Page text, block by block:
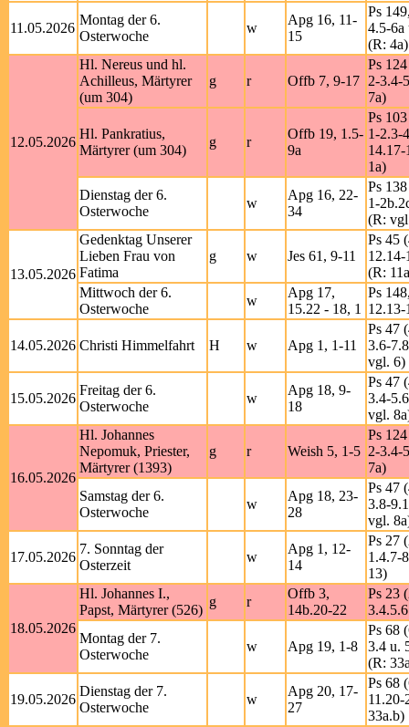
11.05.2026
Montag der 6.
Osterwoche
w
Apg 16, 11-
15
Ps
4.5-6a
(R: 4a)
12.05.2026
Hl. Nereus und hl.
Achilleus, Märtyrer
(um 304)
g r Offb 7, 9-17
Ps
2-3.4-
7a)
Hl. Pankratius,
Märtyrer (um 304)
g r
Offb 19, 1.5-
9a
Ps
1-2.3-
14.17-
1a)
Dienstag der 6.
Osterwoche
w
Apg 16, 22-
34
Ps
1-
(R:
13.05.2026
Gedenktag Unserer
Lieben Frau von
Fatima
g w Jes 61, 9-11
Ps 45
12.14-
(R:
Mittwoch der 6.
Osterwoche
w
Apg 17,
15.22 - 18, 1
Ps
12.13-
14.05.2026 Christi Himmelfahrt H w Apg 1, 1-11
Ps 47
3.6-
vgl. 6)
15.05.2026
Freitag der 6.
Osterwoche
w
Apg 18, 9-
18
Ps 47
3.4-
vgl.
16.05.2026
Hl. Johannes
Nepomuk, Priester,
Märtyrer (1393)
g r Weish 5, 1-5
Ps
2-3.4-
7a)
Samstag der 6.
Osterwoche
w
Apg 18, 23-
28
Ps 47
3.8-
vgl.
17.05.2026
7. Sonntag der
Osterzeit
w
Apg 1, 12-
14
Ps 27
1.4.7-
13)
18.05.2026
Hl. Johannes I.,
Papst, Märtyrer (526)
g r
Offb 3,
14b.20-22
Ps 23
Montag der 7.
Osterwoche
w Apg 19, 1-8
Ps 68
3.4 u.
(R:
19.05.2026
Dienstag der 7.
Osterwoche
w
Apg 20, 17-
27
Ps 68
11.20-
33a.b)